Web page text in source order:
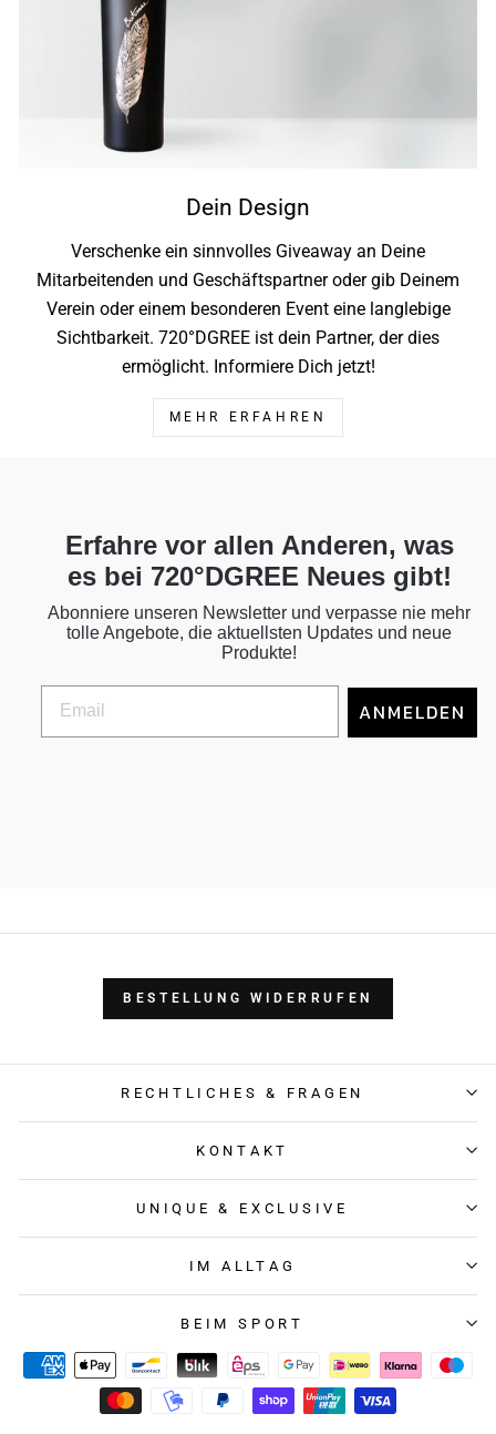
Dein Design
Verschenke ein sinnvolles Giveaway an Deine
Mitarbeitenden und Geschäftspartner oder gib Deinem
Verein oder einem besonderen Event eine langlebige
Sichtbarkeit. 720°DGREE ist dein Partner, der dies
ermöglicht. Informiere Dich jetzt!
MEHR ERFAHREN
Erfahre vor allen Anderen, was
es bei 720°DGREE Neues gibt!
Abonniere unseren Newsletter und verpasse nie mehr
tolle Angebote, die aktuellsten Updates und neue
Produkte!
ANMELDEN
BESTELLUNG WIDERRUFEN
RECHTLICHES & FRAGEN
KONTAKT
UNIQUE & EXCLUSIVE
IM ALLTAG
BEIM SPORT